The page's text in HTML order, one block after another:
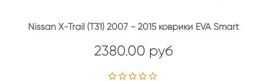
Nissan X-Trail (T31) 2007 - 2015 коврики EVA Smart
2380.00 руб